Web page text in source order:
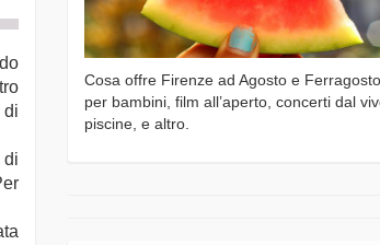
di
di
Cosa offre Firenze ad Agosto e
per bambini, film all’aperto, concerti dal
piscine, e altro.